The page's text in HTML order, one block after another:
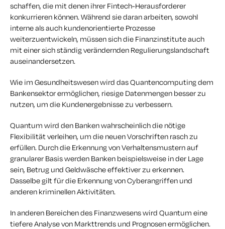
schaffen, die mit denen ihrer Fintech-Herausforderer
konkurrieren können. Während sie daran arbeiten, sowohl
interne als auch kundenorientierte Prozesse
weiterzuentwickeln, müssen sich die Finanzinstitute auch
mit einer sich ständig verändernden Regulierungslandschaft
auseinandersetzen.
Wie im Gesundheitswesen wird das Quantencomputing dem
Bankensektor ermöglichen, riesige Datenmengen besser zu
nutzen, um die Kundenergebnisse zu verbessern.
Quantum wird den Banken wahrscheinlich die nötige
Flexibilität verleihen, um die neuen Vorschriften rasch zu
erfüllen. Durch die Erkennung von Verhaltensmustern auf
granularer Basis werden Banken beispielsweise in der Lage
sein, Betrug und Geldwäsche effektiver zu erkennen.
Dasselbe gilt für die Erkennung von Cyberangriffen und
anderen kriminellen Aktivitäten.
In anderen Bereichen des Finanzwesens wird Quantum eine
tiefere Analyse von Markttrends und Prognosen ermöglichen.